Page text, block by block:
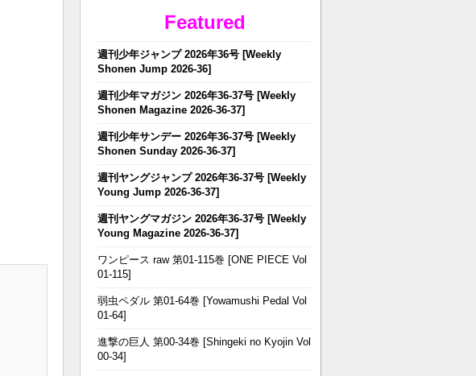
Featured
週刊少年ジャンプ 2026年36号 [Weekly
Shonen Jump 2026-36]
週刊少年マガジン 2026年36-37号 [Weekly
Shonen Magazine 2026-36-37]
週刊少年サンデー 2026年36-37号 [Weekly
Shonen Sunday 2026-36-37]
週刊ヤングジャンプ 2026年36-37号 [Weekly
Young Jump 2026-36-37]
週刊ヤングマガジン 2026年36-37号 [Weekly
Young Magazine 2026-36-37]
ワンピース raw 第01-115巻 [ONE PIECE Vol
01-115]
弱虫ペダル 第01-64巻 [Yowamushi Pedal Vol
01-64]
進撃の巨人 第00-34巻 [Shingeki no Kyojin Vol
00-34]